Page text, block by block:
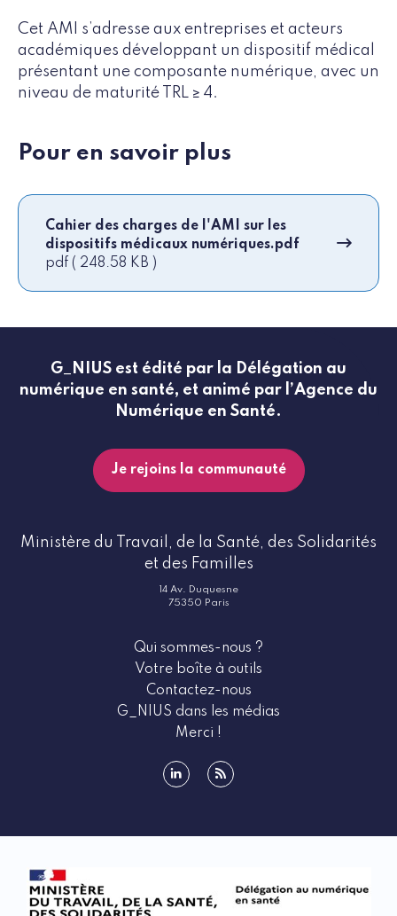
Cet AMI s’adresse aux entreprises et acteurs
académiques développant un dispositif médical
présentant une composante numérique, avec un
niveau de maturité TRL ≥ 4.
Pour en savoir plus
Cahier des charges de l'AMI sur les
dispositifs médicaux numériques.pdf
pdf ( 248.58 KB )
G_NIUS est édité par la Délégation au
numérique en santé, et animé par l’Agence du
Numérique en Santé.
Je rejoins la communauté
Ministère du Travail, de la Santé, des Solidarités
et des Familles
14 Av. Duquesne
75350 Paris
Qui sommes-nous ?
Votre boîte à outils
Contactez-nous
G_NIUS dans les médias
Merci !